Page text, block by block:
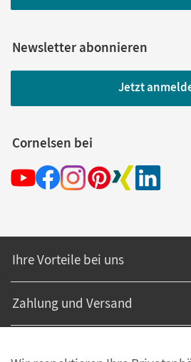
Newsletter abonnieren
Jetzt
Cornelsen bei
Ihre Vorteile bei uns
Zahlung und Versand